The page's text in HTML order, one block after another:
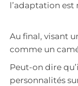
l’adaptation est
Au final, visant
comme un
Peut-on dire
personnalités